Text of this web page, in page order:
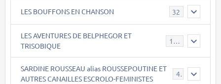
LES BOUFFONS EN CHANSON 32
LES AVENTURES DE BELPHEGOR ET
TRISOBIQUE
147
SARDINE ROUSSEAU alias ROUSSEPOUTINE ET
AUTRES CANAILLES ESCROLO-FEMINISTES
40